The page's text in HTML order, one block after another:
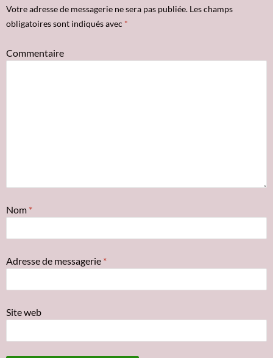
Votre adresse de messagerie ne sera pas publiée. Les champs
obligatoires sont indiqués avec *
Commentaire
Nom *
Adresse de messagerie *
Site web